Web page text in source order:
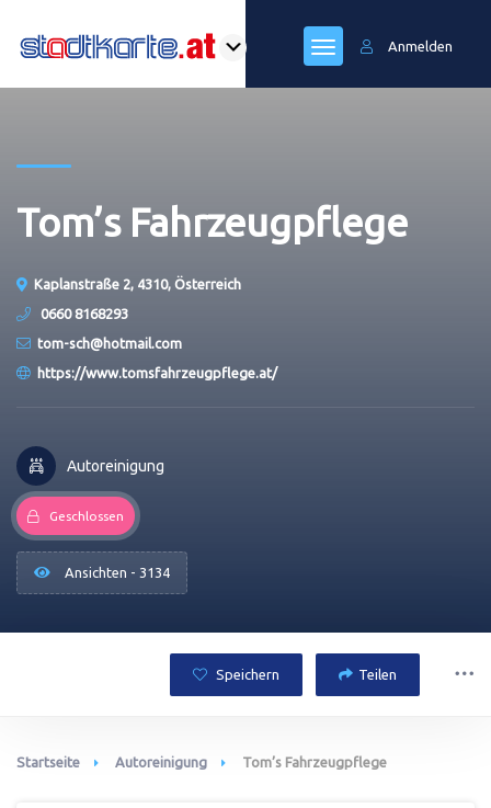
Anmelden
Tom’s Fahrzeugpflege
Kaplanstraße 2, 4310, Österreich
0660 8168293
tom-sch@hotmail.com
https://www.tomsfahrzeugpflege.at/
Autoreinigung
Geschlossen
Ansichten - 3134
Speichern Teilen
Startseite Autoreinigung Tom’s Fahrzeugpflege